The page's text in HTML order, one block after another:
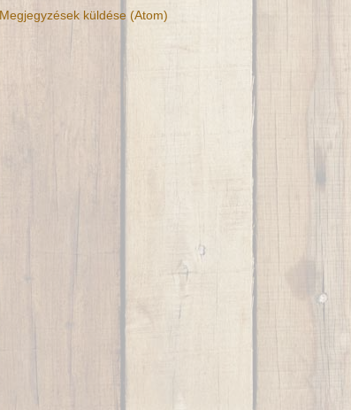
Megjegyzések küldése (Atom)